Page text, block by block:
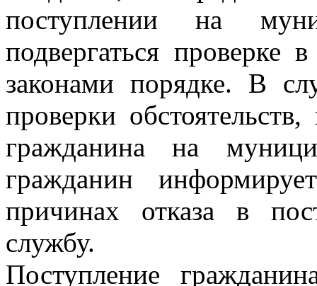
поступлении на
подвергаться проверке
законами порядке. В
проверки
гражданина на
гражданин
причинах отказа в
службу.
Поступление